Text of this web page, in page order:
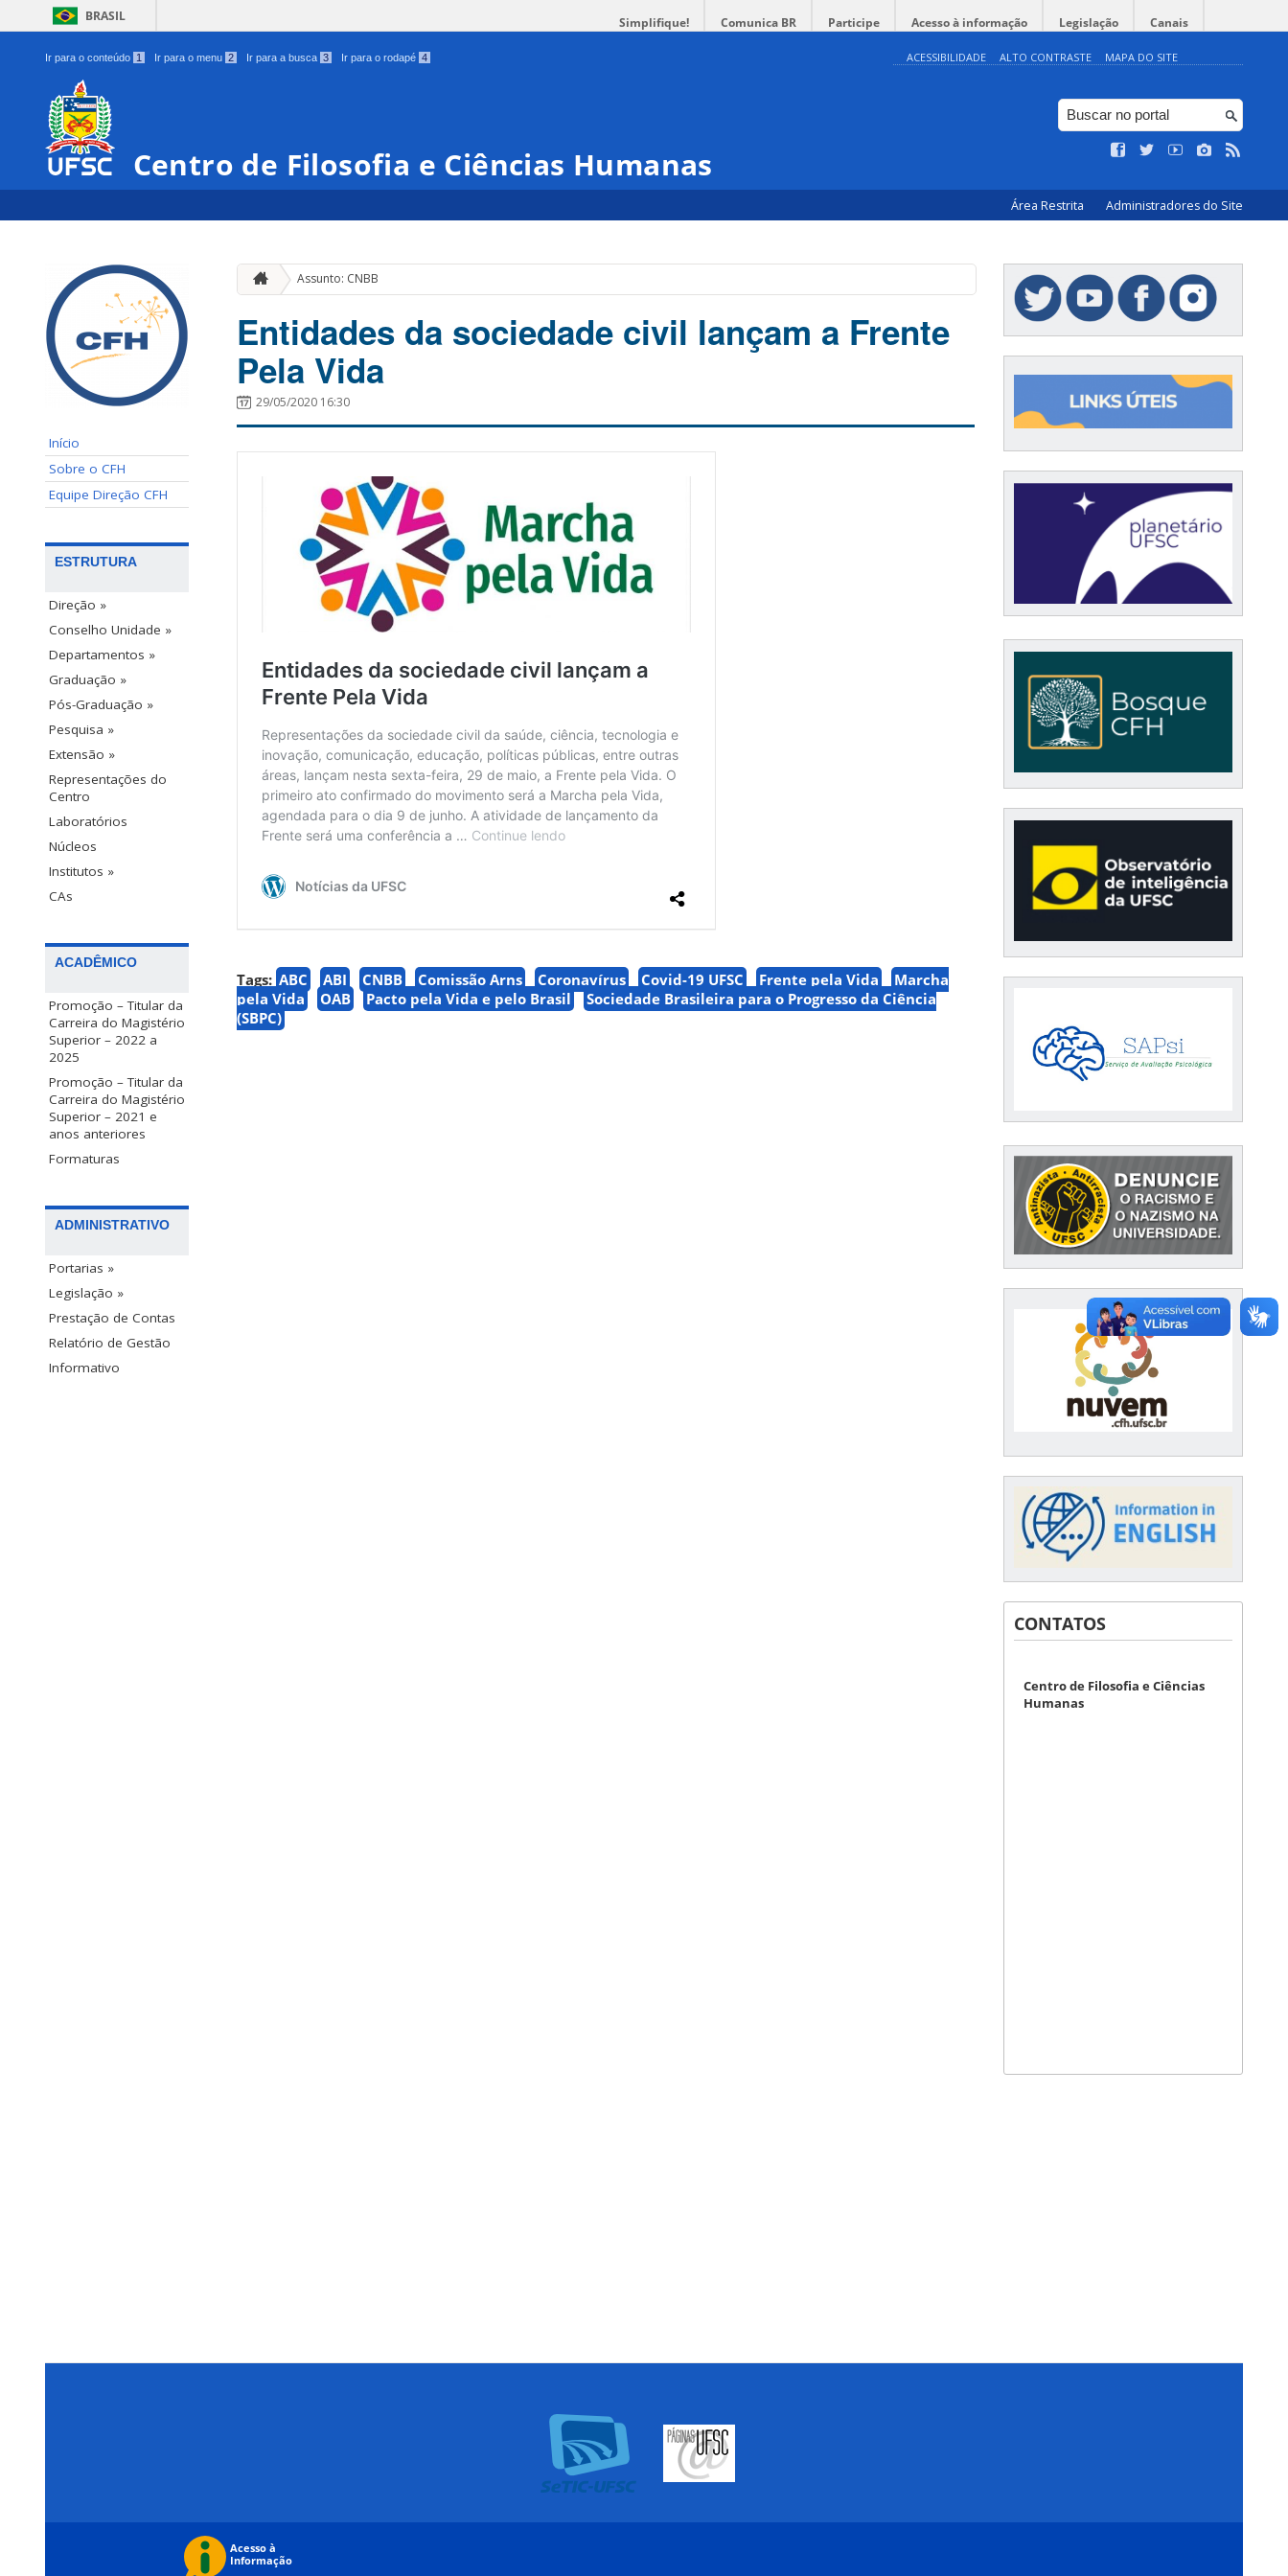
BRASIL Simplifique! Comunica BR Participe Acesso à informação Legislação Canais
Ir para o conteúdo 1 Ir para o menu 2 Ir para a busca 3 Ir para o rodapé 4 ACESSIBILIDADE ALTO CONTRASTE MAPA DO SITE
Centro de Filosofia e Ciências Humanas
Área Restrita Administradores do Site
Início
Sobre o CFH
Equipe Direção CFH
ESTRUTURA
Direção »
Conselho Unidade »
Departamentos »
Graduação »
Pós-Graduação »
Pesquisa »
Extensão »
Representações do
Centro
Laboratórios
Núcleos
Institutos »
CAs
ACADÊMICO
Promoção – Titular da
Carreira do Magistério
Superior – 2022 a
2025
Promoção – Titular da
Carreira do Magistério
Superior – 2021 e
anos anteriores
Formaturas
ADMINISTRATIVO
Portarias »
Legislação »
Prestação de Contas
Relatório de Gestão
Informativo
Assunto: CNBB
Entidades da sociedade civil lançam a Frente
Pela Vida
29/05/2020 16:30
Tags: ABC ABI CNBB Comissão Arns Coronavírus Covid-19 UFSC Frente pela Vida
Marcha
pela Vida
OAB Pacto pela Vida e pelo Brasil
Sociedade Brasileira para o Progresso da Ciência
(SBPC)
CONTATOS
Centro de Filosofia e Ciências
Humanas